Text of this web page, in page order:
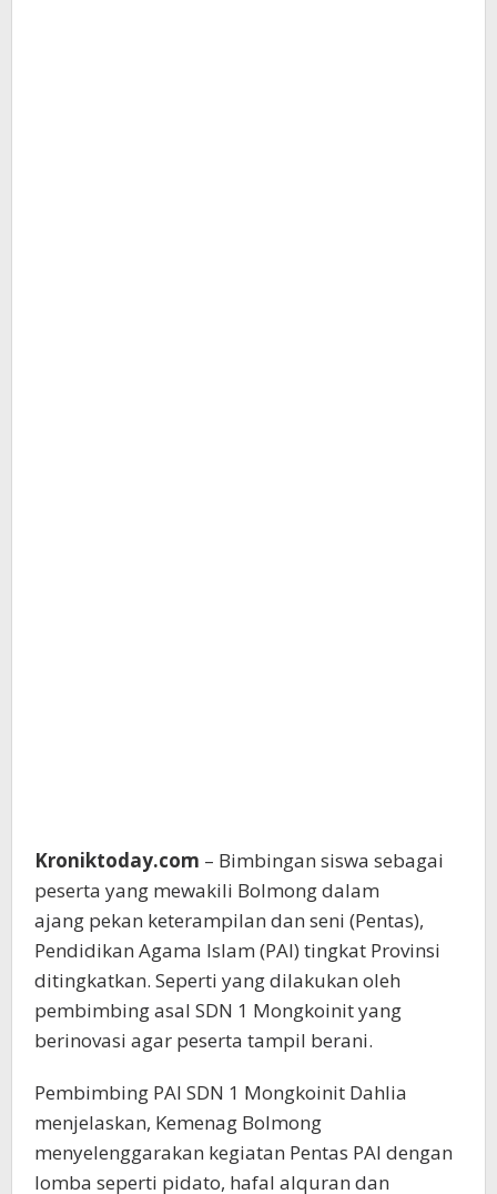
Kroniktoday.com – Bimbingan siswa sebagai
peserta yang mewakili Bolmong dalam
ajang pekan keterampilan dan seni (Pentas),
Pendidikan Agama Islam (PAI) tingkat Provinsi
ditingkatkan. Seperti yang dilakukan oleh
pembimbing asal SDN 1 Mongkoinit yang
berinovasi agar peserta tampil berani.
Pembimbing PAI SDN 1 Mongkoinit Dahlia
menjelaskan, Kemenag Bolmong
menyelenggarakan kegiatan Pentas PAI dengan
lomba seperti pidato, hafal alquran dan